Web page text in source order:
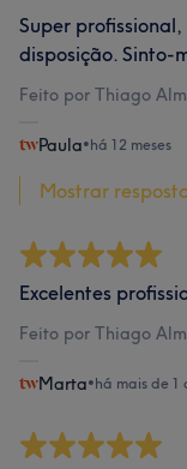
Super
disposição. Sinto-
Feito por Thiago
Paula•há 12 meses
Mostrar
Excelentes
Feito por Thiago
Marta•há mais de 1